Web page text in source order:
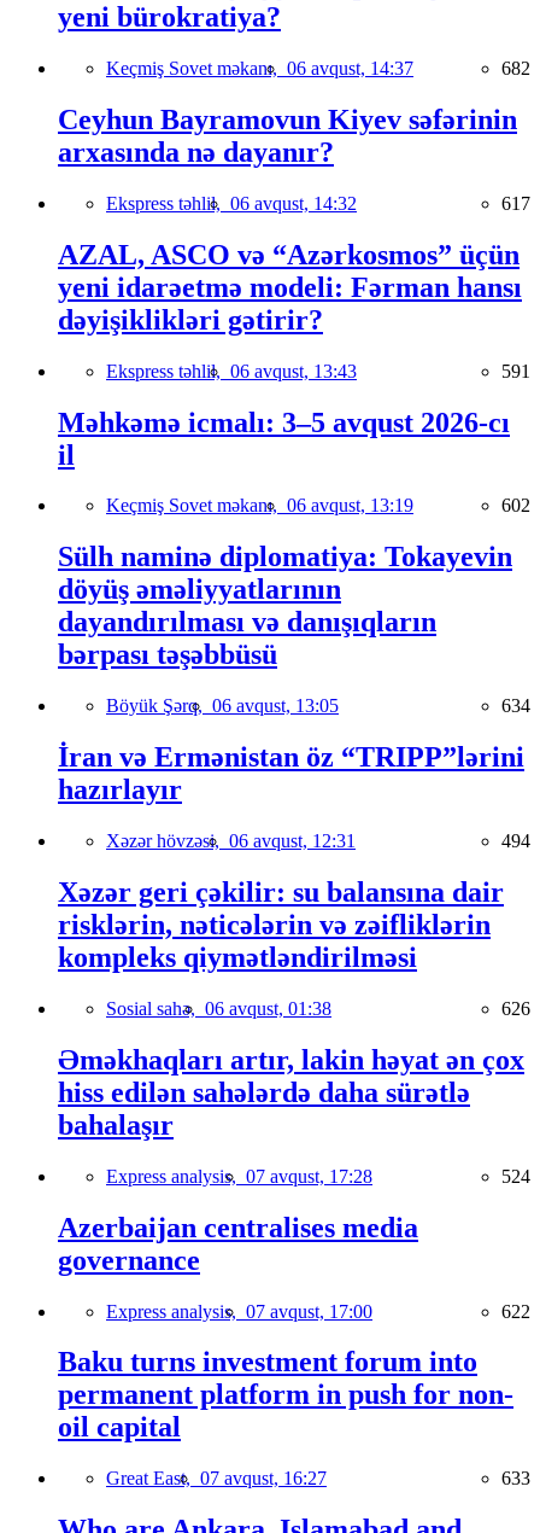
yeni bürokratiya?
Keçmiş Sovet məkanı, 06 avqust, 14:37 682
Ceyhun Bayramovun Kiyev səfərinin
arxasında nə dayanır?
Ekspress təhlil, 06 avqust, 14:32 617
AZAL, ASCO və “Azərkosmos” üçün
yeni idarəetmə modeli: Fərman hansı
dəyişiklikləri gətirir?
Ekspress təhlil, 06 avqust, 13:43 591
Məhkəmə icmalı: 3–5 avqust 2026-cı
il
Keçmiş Sovet məkanı, 06 avqust, 13:19 602
Sülh naminə diplomatiya: Tokayevin
döyüş əməliyyatlarının
dayandırılması və danışıqların
bərpası təşəbbüsü
Böyük Şərq, 06 avqust, 13:05 634
İran və Ermənistan öz “TRIPP”lərini
hazırlayır
Xəzər hövzəsi, 06 avqust, 12:31 494
Xəzər geri çəkilir: su balansına dair
risklərin, nəticələrin və zəifliklərin
kompleks qiymətləndirilməsi
Sosial sahə, 06 avqust, 01:38 626
Əməkhaqları artır, lakin həyat ən çox
hiss edilən sahələrdə daha sürətlə
bahalaşır
Express analysis, 07 avqust, 17:28 524
Azerbaijan centralises media
governance
Express analysis, 07 avqust, 17:00 622
Baku turns investment forum into
permanent platform in push for non-
oil capital
Great East, 07 avqust, 16:27 633